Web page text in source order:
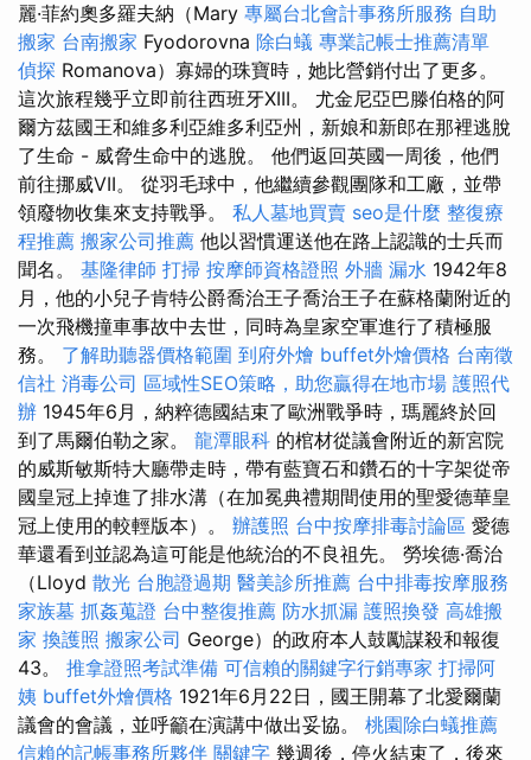
麗·菲約奧多羅夫納（Mary 專屬台北會計事務所服務 自助
搬家 台南搬家 Fyodorovna 除白蟻 專業記帳士推薦清單
偵探 Romanova）寡婦的珠寶時，她比營銷付出了更多。
這次旅程幾乎立即前往西班牙XIII。 尤金尼亞巴滕伯格的阿
爾方茲國王和維多利亞維多利亞州，新娘和新郎在那裡逃脫
了生命 - 威脅生命中的逃脫。 他們返回英國一周後，他們
前往挪威VII。 從羽毛球中，他繼續參觀團隊和工廠，並帶
領廢物收集來支持戰爭。 私人墓地買賣 seo是什麼 整復療
程推薦 搬家公司推薦 他以習慣運送他在路上認識的士兵而
聞名。 基隆律師 打掃 按摩師資格證照 外牆 漏水 1942年8
月，他的小兒子肯特公爵喬治王子喬治王子在蘇格蘭附近的
一次飛機撞車事故中去世，同時為皇家空軍進行了積極服
務。 了解助聽器價格範圍 到府外燴 buffet外燴價格 台南徵
信社 消毒公司 區域性SEO策略，助您贏得在地市場 護照代
辦 1945年6月，納粹德國結束了歐洲戰爭時，瑪麗終於回
到了馬爾伯勒之家。 龍潭眼科 的棺材從議會附近的新宮院
的威斯敏斯特大廳帶走時，帶有藍寶石和鑽石的十字架從帝
國皇冠上掉進了排水溝（在加冕典禮期間使用的聖愛德華皇
冠上使用的較輕版本）。 辦護照 台中按摩排毒討論區 愛德
華還看到並認為這可能是他統治的不良祖先。 勞埃德·喬治
（Lloyd 散光 台胞證過期 醫美診所推薦 台中排毒按摩服務
家族墓 抓姦蒐證 台中整復推薦 防水抓漏 護照換發 高雄搬
家 換護照 搬家公司 George）的政府本人鼓勵謀殺和報復
43。 推拿證照考試準備 可信賴的關鍵字行銷專家 打掃阿
姨 buffet外燴價格 1921年6月22日，國王開幕了北愛爾蘭
議會的會議，並呼籲在演講中做出妥協。 桃園除白蟻推薦
信賴的記帳事務所夥伴 關鍵字 幾週後，停火結束了，後來